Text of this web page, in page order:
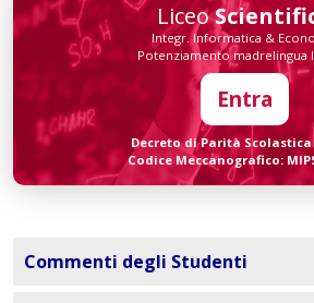
Liceo
Integr. Informatica &
Potenziamento madrelingua
Entra
Decreto di Parità Scolastica
Codice Meccanografico:
Commenti degli Studenti